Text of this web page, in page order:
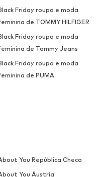
Friday roupa e moda
de TOMMY HILFIGER
Friday roupa e moda
de Tommy Jeans
Friday roupa e moda
de PUMA
You República Checa
You Áustria